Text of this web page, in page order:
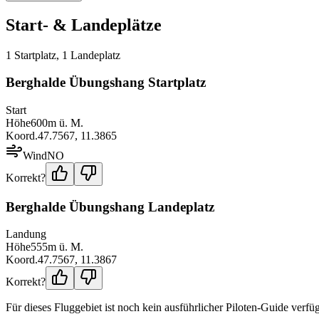
Start- & Landeplätze
1 Startplatz, 1 Landeplatz
Berghalde Übungshang Startplatz
Start
Höhe600m ü. M.
Koord.47.7567, 11.3865
WindNO
Korrekt?
Berghalde Übungshang Landeplatz
Landung
Höhe555m ü. M.
Koord.47.7567, 11.3867
Korrekt?
Für dieses Fluggebiet ist noch kein ausführlicher Piloten-Guide